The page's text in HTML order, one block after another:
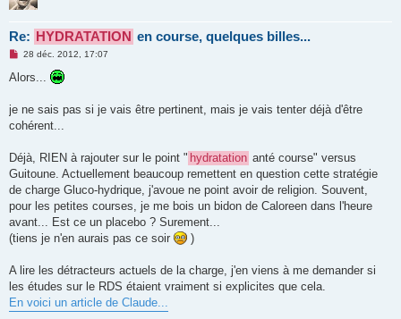
Re: HYDRATATION en course, quelques billes...
M
s
g
n
l
u
28 déc. 2012, 17:07
Alors...
je ne sais pas si je vais être pertinent, mais je vais tenter déjà d'être
cohérent...
Déjà, RIEN à rajouter sur le point " hydratation anté course" versus
Guitoune. Actuellement beaucoup remettent en question cette stratégie
de charge Gluco-hydrique, j'avoue ne point avoir de religion. Souvent,
pour les petites courses, je me bois un bidon de Caloreen dans l'heure
avant... Est ce un placebo ? Surement...
(tiens je n'en aurais pas ce soir
)
A lire les détracteurs actuels de la charge, j'en viens à me demander si
les études sur le RDS étaient vraiment si explicites que cela.
En voici un article de Claude...